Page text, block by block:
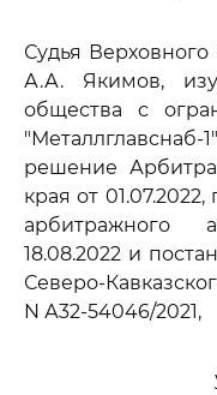
Судья
А.А. Якимов,
общества с
решение
края от
арбитражного
18.08.2022 и
Северо-
N А32-54046/2021,